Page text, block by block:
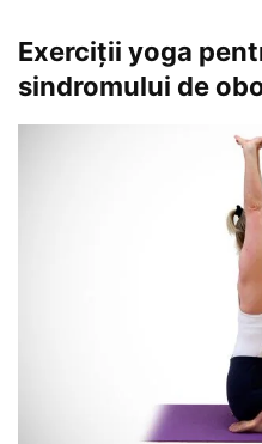
Exerciții yoga
sindromului de